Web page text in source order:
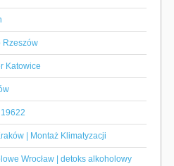
Rzeszów
Katowice
| Montaż Klimatyzacji
Wrocław | detoks alkoholowy